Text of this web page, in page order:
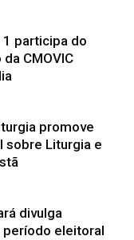
participa do
CMOVIC
promove
sobre Liturgia e
divulga
eleitoral